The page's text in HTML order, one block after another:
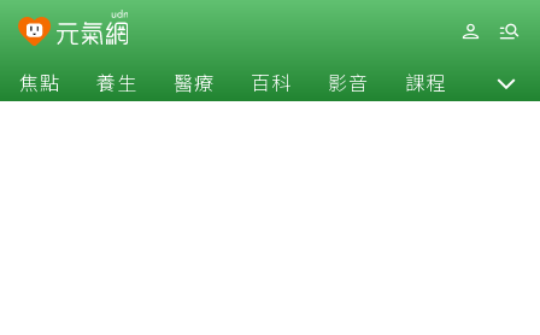
焦點 養生 醫療 百科 影音 課程 退休